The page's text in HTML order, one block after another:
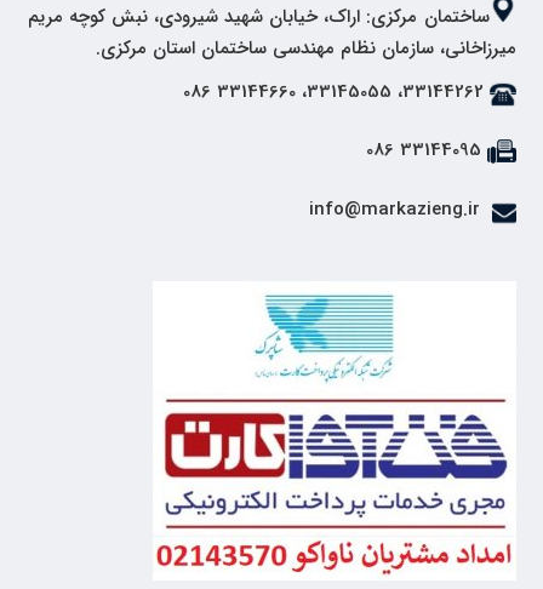
ساختمان مرکزی: اراک، خیابان شهید شیرودی، نبش کوچه مریم
میرزاخانی، سازمان نظام مهندسی ساختمان استان مرکزی.
33144262، 33145055، 33144660 086
33144095 086